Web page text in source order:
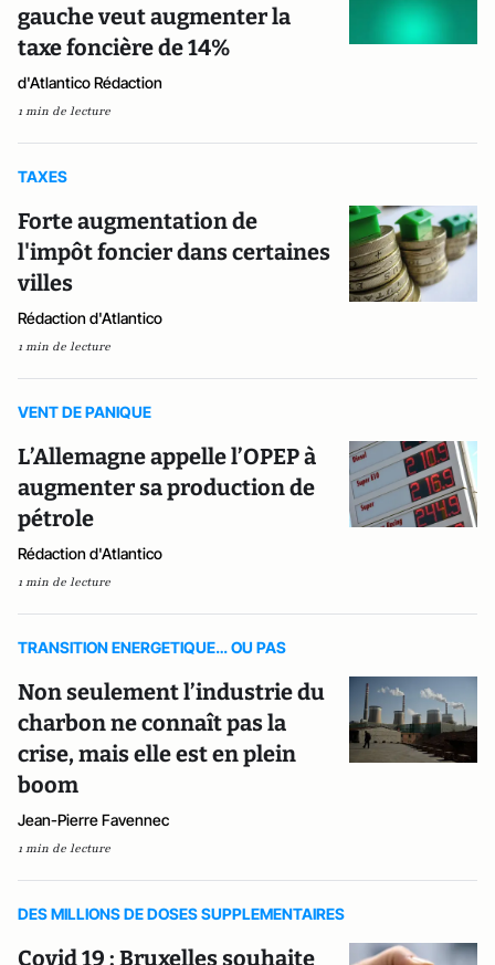
gauche veut augmenter la
taxe foncière de 14%
d'Atlantico Rédaction
1 min de lecture
TAXES
Forte augmentation de
l'impôt foncier dans certaines
villes
Rédaction d'Atlantico
1 min de lecture
VENT DE PANIQUE
L’Allemagne appelle l’OPEP à
augmenter sa production de
pétrole
Rédaction d'Atlantico
1 min de lecture
TRANSITION ENERGETIQUE… OU PAS
Non seulement l’industrie du
charbon ne connaît pas la
crise, mais elle est en plein
boom
Jean-Pierre Favennec
1 min de lecture
DES MILLIONS DE DOSES SUPPLEMENTAIRES
Covid 19 : Bruxelles souhaite